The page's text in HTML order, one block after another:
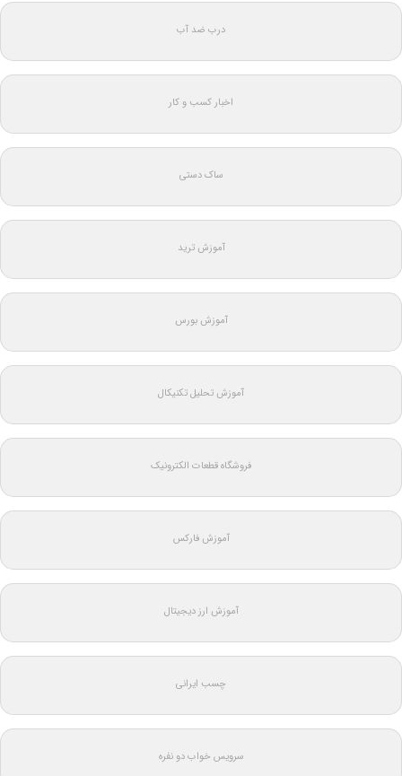
درب ضد آب
اخبار کسب و کار
ساک دستی
آموزش ترید
آموزش بورس
آموزش تحلیل تکنیکال
فروشگاه قطعات الکترونیک
آموزش فارکس
آموزش ارز دیجیتال
چسب ایرانی
سرویس خواب دو نفره